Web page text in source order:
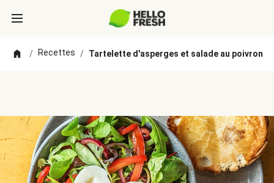
/ Recettes / Tartelette d'asperges et salade au poivron